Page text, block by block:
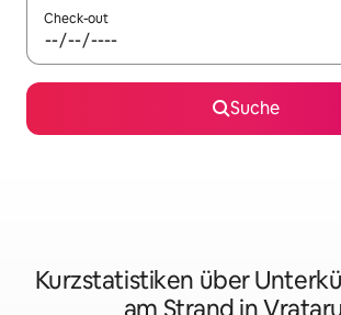
Check-out
Suche
Kurzstatistiken über